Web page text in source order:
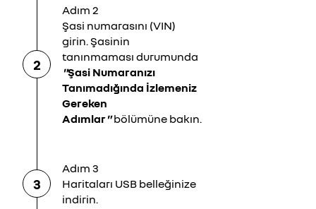
2
Adım 2
Şasi numarasını (VIN)
girin. Şasinin
tanınmaması durumunda
"Şasi Numaranızı
Tanımadığında İzlemeniz
Gereken
Adımlar"bölümüne bakın.
3
Adım 3
Haritaları USB belleğinize
indirin.